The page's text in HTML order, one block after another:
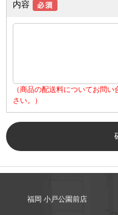
内容
（商品の配送料についてお問
さい。）
福岡 小戸公園前店